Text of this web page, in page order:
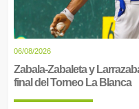
06/08/2026
Zabala-Zabaleta y
final del Torneo La Blanca